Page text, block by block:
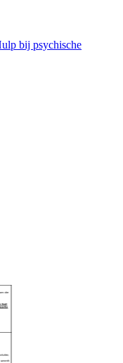
bij psychische